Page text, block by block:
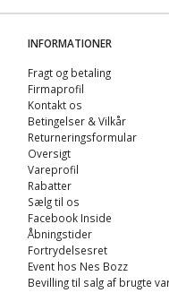
INFORMATIONER
Fragt og betaling
Firmaprofil
Kontakt os
Betingelser & Vilkår
Returneringsformular
Oversigt
Vareprofil
Rabatter
Sælg til os
Facebook Inside
Åbningstider
Fortrydelsesret
Event hos Nes Bozz
Bevilling til salg af brugte